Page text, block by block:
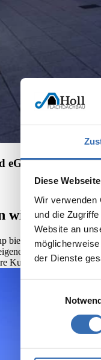
Diese
Wir verwenden
und die
Website an
der Dienste
eG
wir die
bietet
einzigartigen
Kunden benötigen.